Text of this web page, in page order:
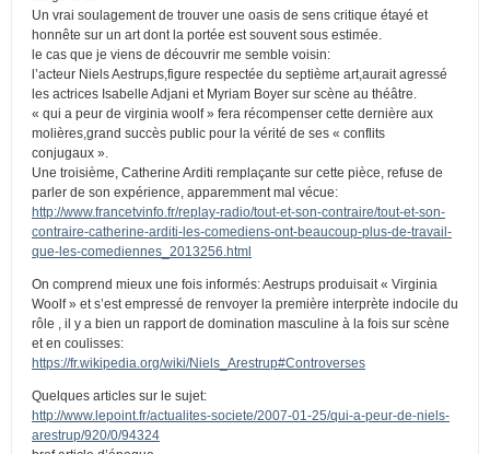
Un vrai soulagement de trouver une oasis de sens critique étayé et
honnête sur un art dont la portée est souvent sous estimée.
le cas que je viens de découvrir me semble voisin:
l’acteur Niels Aestrups,figure respectée du septième art,aurait agressé
les actrices Isabelle Adjani et Myriam Boyer sur scène au théâtre.
« qui a peur de virginia woolf » fera récompenser cette dernière aux
molières,grand succès public pour la vérité de ses « conflits
conjugaux ».
Une troisième, Catherine Arditi remplaçante sur cette pièce, refuse de
parler de son expérience, apparemment mal vécue:
http://www.francetvinfo.fr/replay-radio/tout-et-son-contraire/tout-et-son-
contraire-catherine-arditi-les-comediens-ont-beaucoup-plus-de-travail-
que-les-comediennes_2013256.html
On comprend mieux une fois informés: Aestrups produisait « Virginia
Woolf » et s’est empressé de renvoyer la première interprète indocile du
rôle , il y a bien un rapport de domination masculine à la fois sur scène
et en coulisses:
https://fr.wikipedia.org/wiki/Niels_Arestrup#Controverses
Quelques articles sur le sujet:
http://www.lepoint.fr/actualites-societe/2007-01-25/qui-a-peur-de-niels-
arestrup/920/0/94324